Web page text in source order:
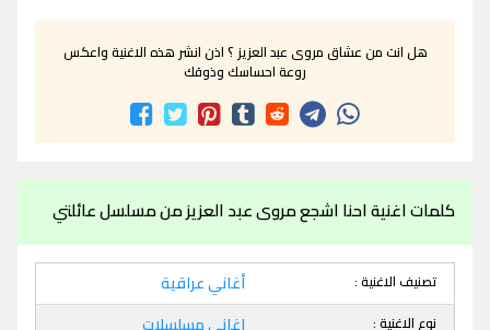
هل انت من عشاق مروى عبد العزيز ؟ اذن انشر هذه الاغنية واعكس
روعة احساسك وذوقك
كلمات اغنية احنا اشجع مروى عبد العزيز من مسلسل عائلتي
تصنيف الاغنية : أغاني عراقية
نوع الاغنية : اغاني مسلسلات